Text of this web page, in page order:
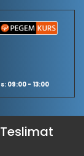
09:00 - 13:00